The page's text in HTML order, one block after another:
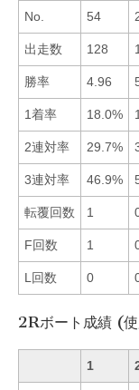
No. 54
出走数 128
勝率 4.96
1着率 18.0%
2連対率 29.7%
3連対率 46.9%
転覆回数 1
F回数 1
L回数 0
2Rボート成績 (
1